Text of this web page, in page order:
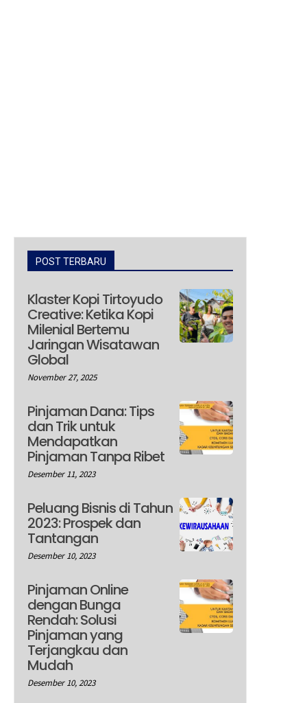
POST TERBARU
Klaster Kopi Tirtoyudo
Creative: Ketika Kopi
Milenial Bertemu
Jaringan Wisatawan
Global
November 27, 2025
Pinjaman Dana: Tips
dan Trik untuk
Mendapatkan
Pinjaman Tanpa Ribet
Desember 11, 2023
Peluang Bisnis di Tahun
2023: Prospek dan
Tantangan
Desember 10, 2023
Pinjaman Online
dengan Bunga
Rendah: Solusi
Pinjaman yang
Terjangkau dan
Mudah
Desember 10, 2023